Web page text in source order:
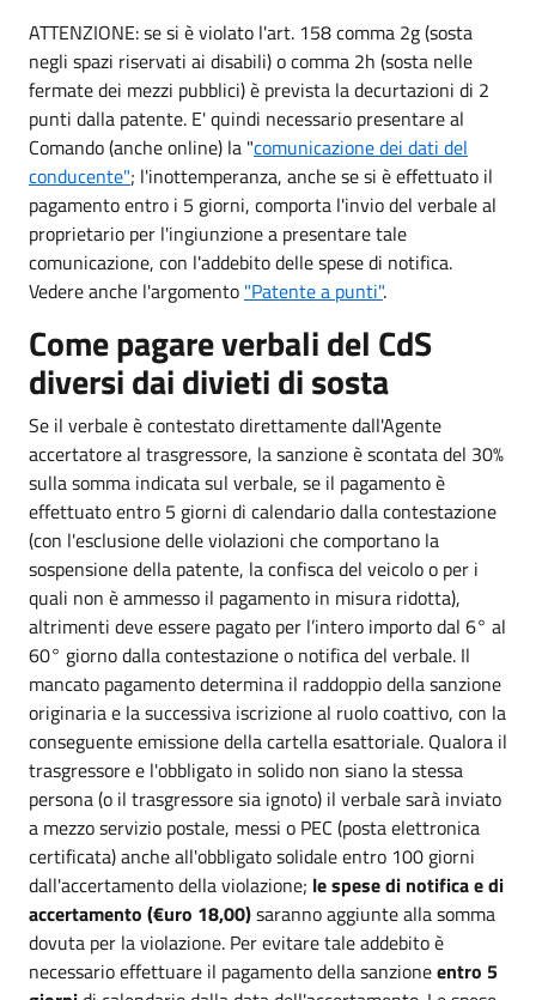
ATTENZIONE: se si è violato l'art. 158 comma 2g (sosta
negli spazi riservati ai disabili) o comma 2h (sosta nelle
fermate dei mezzi pubblici) è prevista la decurtazioni di 2
punti dalla patente. E' quindi necessario presentare al
Comando (anche online) la "comunicazione dei dati del
conducente"; l'inottemperanza, anche se si è effettuato il
pagamento entro i 5 giorni, comporta l'invio del verbale al
proprietario per l'ingiunzione a presentare tale
comunicazione, con l'addebito delle spese di notifica.
Vedere anche l'argomento "Patente a punti".
Come pagare verbali del CdS
diversi dai divieti di sosta
Se il verbale è contestato direttamente dall'Agente
accertatore al trasgressore, la sanzione è scontata del 30%
sulla somma indicata sul verbale, se il pagamento è
effettuato entro 5 giorni di calendario dalla contestazione
(con l'esclusione delle violazioni che comportano la
sospensione della patente, la confisca del veicolo o per i
quali non è ammesso il pagamento in misura ridotta),
altrimenti deve essere pagato per l’intero importo dal 6° al
60° giorno dalla contestazione o notifica del verbale. Il
mancato pagamento determina il raddoppio della sanzione
originaria e la successiva iscrizione al ruolo coattivo, con la
conseguente emissione della cartella esattoriale. Qualora il
trasgressore e l'obbligato in solido non siano la stessa
persona (o il trasgressore sia ignoto) il verbale sarà inviato
a mezzo servizio postale, messi o PEC (posta elettronica
certificata) anche all'obbligato solidale entro 100 giorni
dall'accertamento della violazione; le spese di notifica e di
accertamento (€uro 18,00)saranno aggiunte alla somma
dovuta per la violazione. Per evitare tale addebito è
necessario effettuare il pagamento della sanzioneentro 5